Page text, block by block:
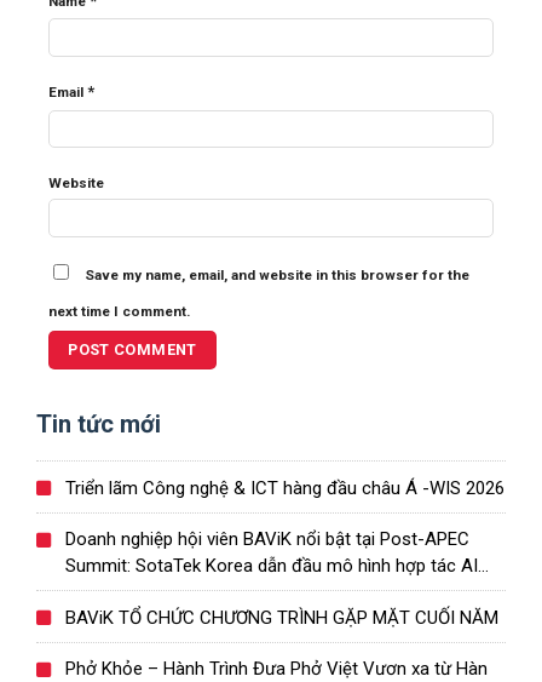
Email *
Website
Save my name, email, and website in this browser for the
next time I comment.
Tin tức mới
Triển lãm Công nghệ & ICT hàng đầu châu Á -WIS 2026
Doanh nghiệp hội viên BAViK nổi bật tại Post-APEC
Summit: SotaTek Korea dẫn đầu mô hình hợp tác AI
Việt – Hàn
BAViK TỔ CHỨC CHƯƠNG TRÌNH GẶP MẶT CUỐI NĂM
Phở Khỏe – Hành Trình Đưa Phở Việt Vươn xa từ Hàn